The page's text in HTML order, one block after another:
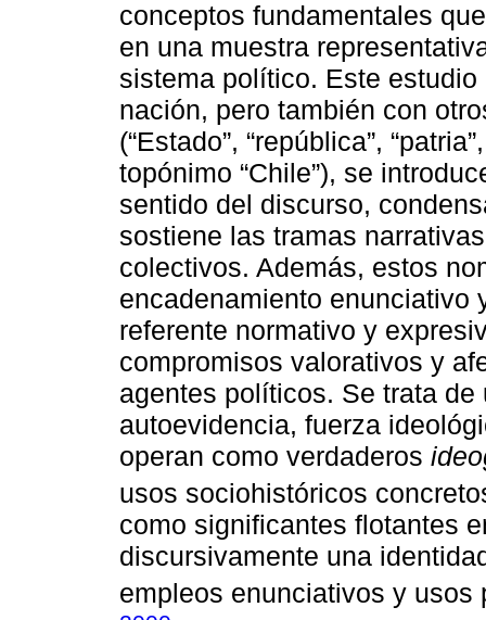
conceptos fundamentales
en una muestra
sistema político. Este
nación, pero también con
(“Estado”, “república”,
topónimo “Chile”), se
sentido del discurso,
sostiene las tramas
colectivos. Además, estos
encadenamiento enunciativo
referente normativo y
compromisos valorativos y
agentes políticos. Se trata
autoevidencia, fuerza
operan como verdaderos
usos sociohistóricos
como significantes flotantes
discursivamente una
empleos enunciativos y